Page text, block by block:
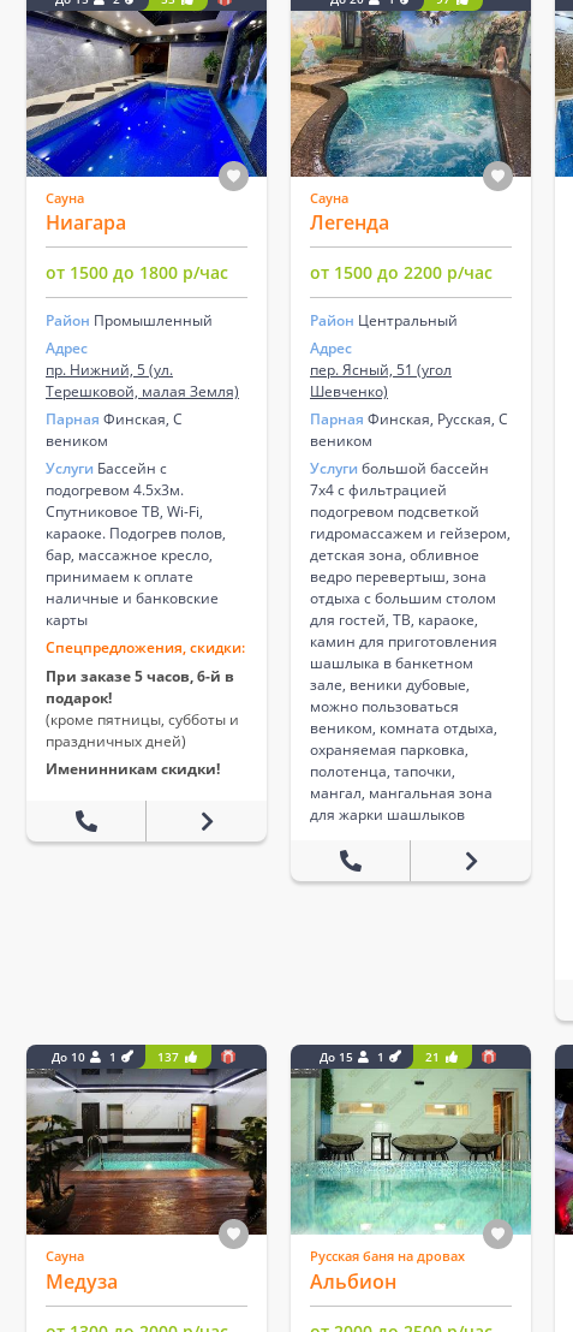
Сауна
Ниагара
от 1500 до 1800 р/час
Район Промышленный
Адрес
пр. Нижний, 5 (ул.
Терешковой, малая Земля)
Парная Финская, С
веником
Услуги Бассейн с
подогревом 4.5х3м.
Спутниковое ТВ, Wi-Fi,
караоке. Подогрев полов,
бар, массажное кресло,
принимаем к оплате
наличные и банковские
карты
Спецпредложения, скидки:
При заказе 5 часов, 6-й в
подарок!
(кроме пятницы, субботы и
праздничных дней)
Именинникам скидки!
Сауна
Легенда
от 1500 до 2200 р/час
Район Центральный
Адрес
пер. Ясный, 51 (угол
Шевченко)
Парная Финская, Русская, С
веником
Услуги большой бассейн
7х4 с фильтрацией
подогревом подсветкой
гидромассажем и гейзером,
детская зона, обливное
ведро перевертыш, зона
отдыха с большим столом
для гостей, ТВ, караоке,
камин для приготовления
шашлыка в банкетном
зале, веники дубовые,
можно пользоваться
веником, комната отдыха,
охраняемая парковка,
полотенца, тапочки,
мангал, мангальная зона
для жарки шашлыков
До 10 1 137
Сауна
Медуза
До 15 1 21
Русская баня на дровах
Альбион